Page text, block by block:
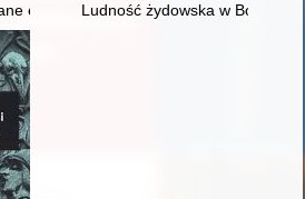
epizody z żołnierskiej biografii
Ludność żydowska w